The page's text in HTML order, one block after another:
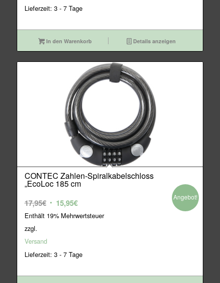
Lieferzeit: 3 - 7 Tage
In den Warenkorb Details anzeigen
CONTEC Zahlen-Spiralkabelschloss
„EcoLoc 185 cm
17,95€ Ursprünglicher
Preis
15,95€Aktueller
Preis
Enthält 19% Mehrwertsteuer
zzgl.
Versand
Lieferzeit: 3 - 7 Tage
Angebot!